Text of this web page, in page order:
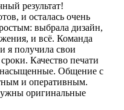
результат!
и осталась очень
выбрала дизайн,
и всё. Команда
я получила свои
Качество печати
насыщенные. Общение с
и оперативным.
оригинальные